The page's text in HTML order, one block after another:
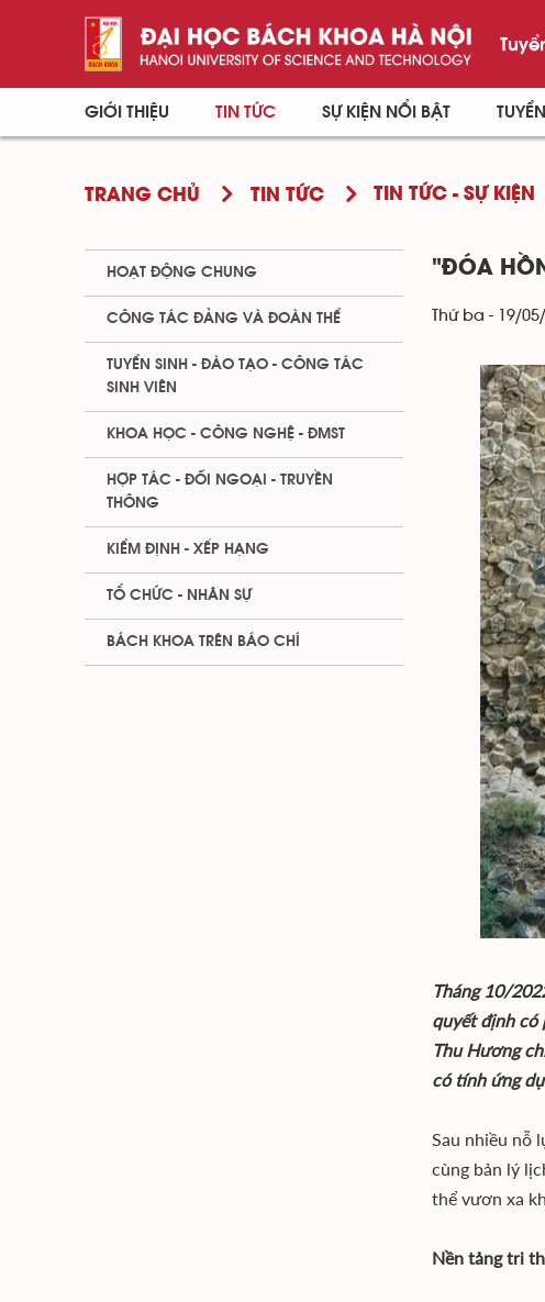
GIỚI THIỆU TIN TỨC SỰ KIỆN NỔI BẬT
TRANG CHỦ TIN TỨC TIN TỨC - SỰ KIỆN
"ĐÓA
Thứ ba - 19/
Tháng 10/
quyết định có
Thu Hương
có tính ứng
Sau nhiều nỗ
cùng bản lý
thể vươn xa
Nền tảng tri
HOẠT ĐỘNG CHUNG
CÔNG TÁC ĐẢNG VÀ ĐOÀN THỂ
TUYỂN SINH - ĐÀO TẠO - CÔNG TÁC
SINH VIÊN
KHOA HỌC - CÔNG NGHỆ - ĐMST
HỢP TÁC - ĐỐI NGOẠI - TRUYỀN
THÔNG
KIỂM ĐỊNH - XẾP HẠNG
TỔ CHỨC - NHÂN SỰ
BÁCH KHOA TRÊN BÁO CHÍ